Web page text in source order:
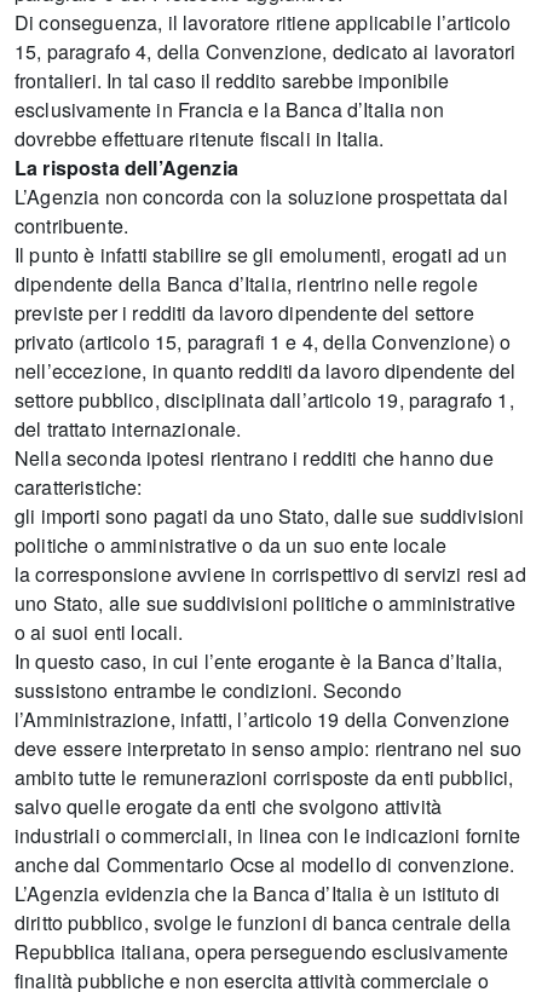
Di conseguenza, il lavoratore ritiene applicabile l’articolo
15, paragrafo 4, della Convenzione, dedicato ai lavoratori
frontalieri. In tal caso il reddito sarebbe imponibile
esclusivamente in Francia e la Banca d’Italia non
dovrebbe effettuare ritenute fiscali in Italia.
La risposta dell’Agenzia
L’Agenzia non concorda con la soluzione prospettata dal
contribuente.
Il punto è infatti stabilire se gli emolumenti, erogati ad un
dipendente della Banca d’Italia, rientrino nelle regole
previste per i redditi da lavoro dipendente del settore
privato (articolo 15, paragrafi 1 e 4, della Convenzione) o
nell’eccezione, in quanto redditi da lavoro dipendente del
settore pubblico, disciplinata dall’articolo 19, paragrafo 1,
del trattato internazionale.
Nella seconda ipotesi rientrano i redditi che hanno due
caratteristiche:
gli importi sono pagati da uno Stato, dalle sue suddivisioni
politiche o amministrative o da un suo ente locale
la corresponsione avviene in corrispettivo di servizi resi ad
uno Stato, alle sue suddivisioni politiche o amministrative
o ai suoi enti locali.
In questo caso, in cui l’ente erogante è la Banca d’Italia,
sussistono entrambe le condizioni. Secondo
l’Amministrazione, infatti, l’articolo 19 della Convenzione
deve essere interpretato in senso ampio: rientrano nel suo
ambito tutte le remunerazioni corrisposte da enti pubblici,
salvo quelle erogate da enti che svolgono attività
industriali o commerciali, in linea con le indicazioni fornite
anche dal Commentario Ocse al modello di convenzione.
L’Agenzia evidenzia che la Banca d’Italia è un istituto di
diritto pubblico, svolge le funzioni di banca centrale della
Repubblica italiana, opera perseguendo esclusivamente
finalità pubbliche e non esercita attività commerciale o